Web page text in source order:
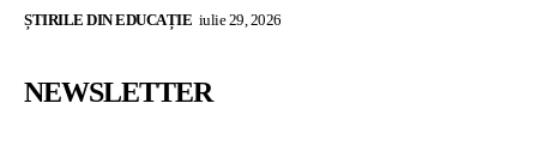
ȘTIRILE DIN EDUCAȚIE iulie 29, 2026
NEWSLETTER